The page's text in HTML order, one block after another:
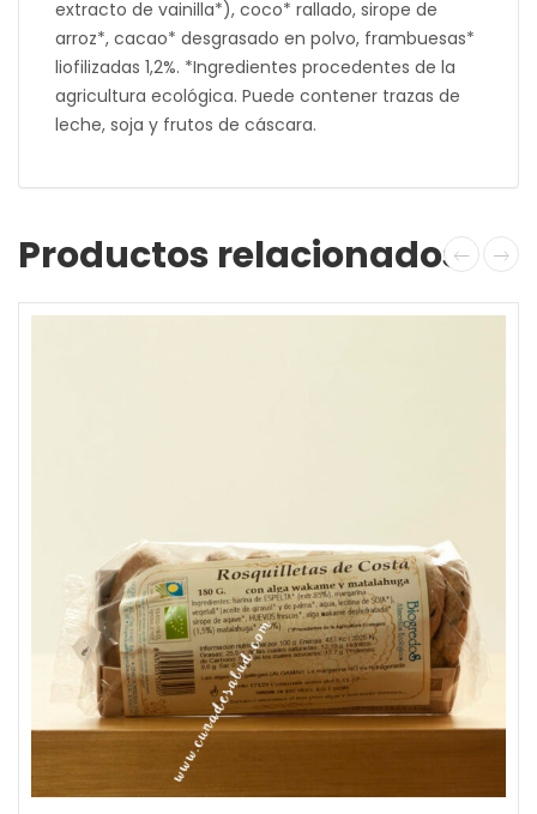
extracto de vainilla*), coco* rallado, sirope de
arroz*, cacao* desgrasado en polvo, frambuesas*
liofilizadas 1,2%. *Ingredientes procedentes de la
agricultura ecológica. Puede contener trazas de
leche, soja y frutos de cáscara.
Productos relacionados